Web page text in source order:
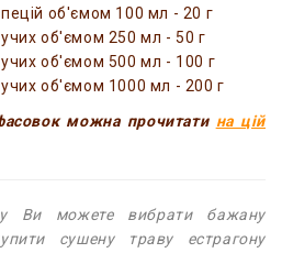
об'ємом 100 мл - 20 г
об'ємом 250 мл - 50 г
об'ємом 500 мл - 100 г
об'ємом 1000 мл - 200 г
можна прочитати на цій
Ви можете вибрати бажану
сушену траву естрагону